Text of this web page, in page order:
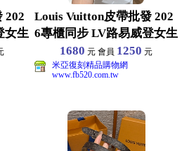
202
女生
Louis Vuitton皮帶批發 202
6專櫃同步 LV路易威登女生
1680 元 會員 1250 元
米亞復刻精品購物網
www.fb520.com.tw